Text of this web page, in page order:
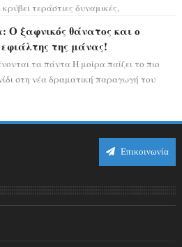
τεράστιες δυναμικές,
Ο ξαφνικός θάνατος και ο
της μάνας!
τα πάντα Η μοίρα παίζει το πιο
στη νέα δραματική παραγωγή του
Επικοινωνία